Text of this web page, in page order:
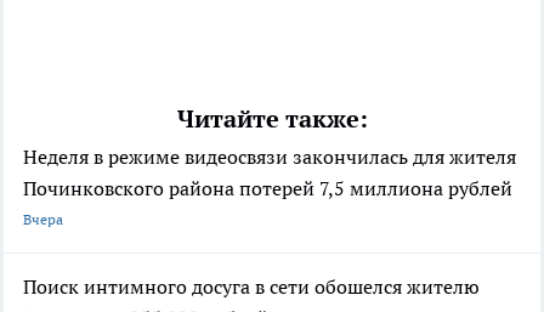
Читайте также:
Неделя в режиме видеосвязи закончилась для жителя
Починковского района потерей 7,5 миллиона рублей
Вчера
Поиск интимного досуга в сети обошелся жителю